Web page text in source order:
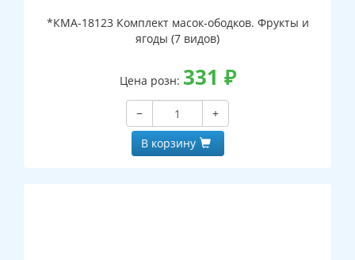
*КМА-18123 Комплект масок-ободков. Фрукты и
ягоды (7 видов)
Цена розн: 331 ₽
−
+
В корзину